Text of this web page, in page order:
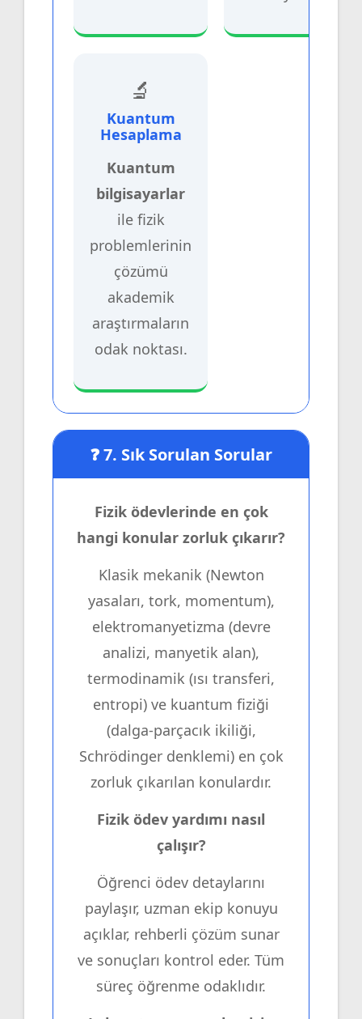
🔬
Kuantum
Hesaplama
Kuantum
bilgisayarlar
ile fizik
problemlerinin
çözümü
akademik
araştırmaların
odak noktası.
❓ 7. Sık Sorulan Sorular
Fizik ödevlerinde en çok
hangi konular zorluk çıkarır?
Klasik mekanik (Newton
yasaları, tork, momentum),
elektromanyetizma (devre
analizi, manyetik alan),
termodinamik (ısı transferi,
entropi) ve kuantum fiziği
(dalga-parçacık ikiliği,
Schrödinger denklemi) en çok
zorluk çıkarılan konulardır.
Fizik ödev yardımı nasıl
çalışır?
Öğrenci ödev detaylarını
paylaşır, uzman ekip konuyu
açıklar, rehberli çözüm sunar
ve sonuçları kontrol eder. Tüm
süreç öğrenme odaklıdır.